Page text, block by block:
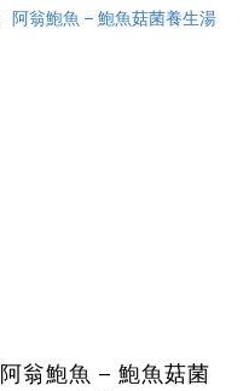
阿翁鮑魚 – 鮑魚菇菌